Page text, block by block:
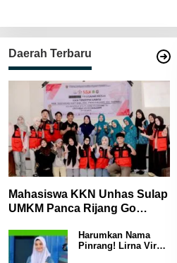
Daerah Terbaru
Mahasiswa KKN Unhas Sulap
UMKM Panca Rijang Go
Antusias Ikuti Pelatihan
Harumkan Nama
Pinrang! Lirna Virna